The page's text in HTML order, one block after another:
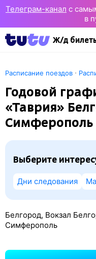
Телеграм-канал с
в
Ж/д
Расписание поездов ·
Годовой
«Таврия»
Симферополь
Выберите
Дни следования
Белгород, Вокзал
Симферополь